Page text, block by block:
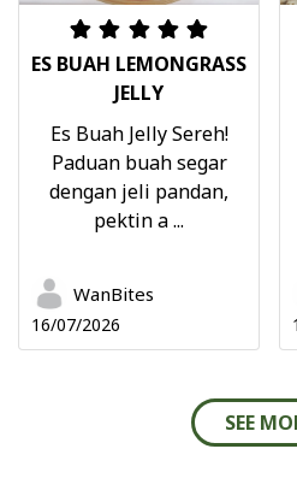
ES BUAH LEMONGRASS
JELLY
Es Buah Jelly Sereh!
Paduan buah segar
dengan jeli pandan,
pektin a ...
WanBites
16/07/2026
SEE